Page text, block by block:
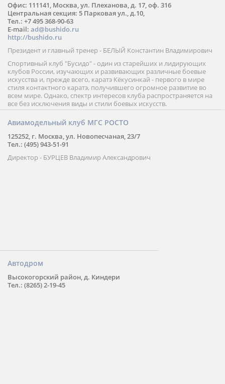
Офис: 111141, Москва, ул. Плеханова, д. 17, оф. 316
Центральная секция: 5 Парковая ул., д.10,
Тел.: +7 495 368-90-63
E-mail: ad@bushido.ru
http://bushido.ru
Президент и главный тренер - БЕЛЫЙ Константин Владимирович
Спортивный клуб "Бусидо" - один из старейших и лидирующих
клубов России, изучающих и развивающих различные боевые
искусства и, прежде всего, каратэ Кёкусинкай - первого в мире
стиля контактного каратэ, получившего огромное развитие во
всем мире. Однако, спектр интересов клуба распространяется на
все без исключения виды и стили боевых искусств.
Авиамодельный клуб МГС РОСТО
125252, г. Москва, ул. Новопесчаная, 23/7
Тел.: (495) 943-51-91
Директор - БУРЦЕВ Владимир Александрович
Автодром
Высокогорский район, д. Киндери
Тел.: (8265) 2-19-45